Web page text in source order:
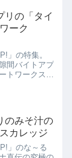
リの「タイ
ーク
」の特集。
間バイトアプ
トワークス」
のみそ汁の
カレッジ
」のな～る